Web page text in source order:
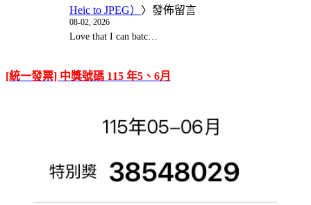
Heic to JPEG） 〉發佈留言
08-02, 2026
Love that I can batc…
[統一發票] 中獎號碼 115 年5、6月